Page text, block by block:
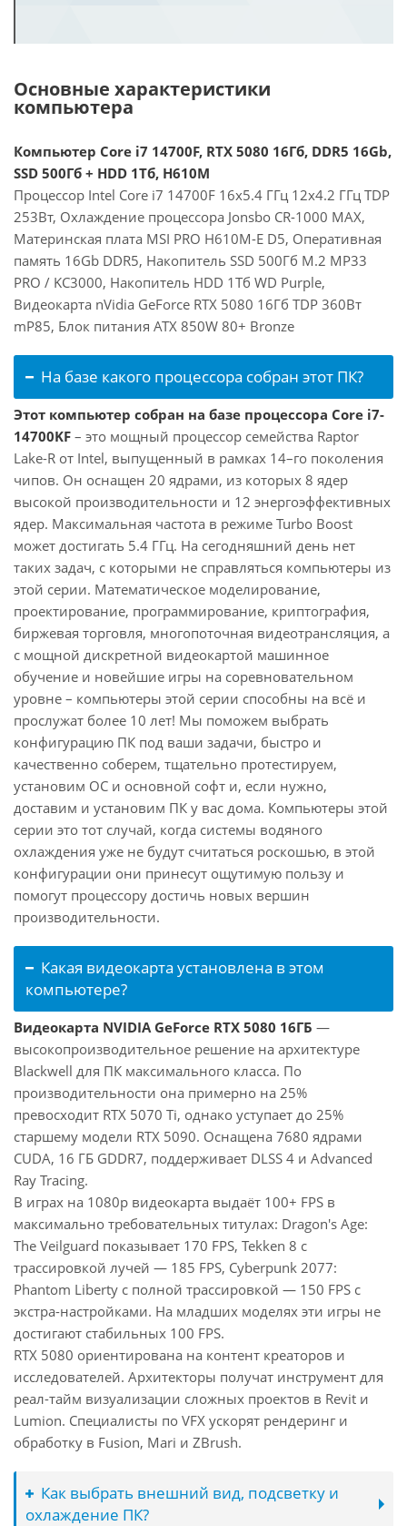
Основные характеристики
компьютера
Компьютер Core i7 14700F, RTX 5080 16Гб, DDR5 16Gb,
SSD 500Гб + HDD 1Тб, H610M
Процессор Intel Core i7 14700F 16x5.4 ГГц 12x4.2 ГГц TDP
253Вт, Охлаждение процессора Jonsbo CR-1000 MAX,
Материнская плата MSI PRO H610M-E D5, Оперативная
память 16Gb DDR5, Накопитель SSD 500Гб M.2 MP33
PRO / KC3000, Накопитель HDD 1Тб WD Purple,
Видеокарта nVidia GeForce RTX 5080 16Гб TDP 360Вт
mP85, Блок питания ATX 850W 80+ Bronze
На базе какого процессора собран этот ПК?
Этот компьютер собран на базе процессора Core i7-
14700KF – это мощный процессор семейства Raptor
Lake-R от Intel, выпущенный в рамках 14–го поколения
чипов. Он оснащен 20 ядрами, из которых 8 ядер
высокой производительности и 12 энергоэффективных
ядер. Максимальная частота в режиме Turbo Boost
может достигать 5.4 ГГц. На сегодняшний день нет
таких задач, с которыми не справляться компьютеры из
этой серии. Математическое моделирование,
проектирование, программирование, криптография,
биржевая торговля, многопоточная видеотрансляция, а
с мощной дискретной видеокартой машинное
обучение и новейшие игры на соревновательном
уровне – компьютеры этой серии способны на всё и
прослужат более 10 лет! Мы поможем выбрать
конфигурацию ПК под ваши задачи, быстро и
качественно соберем, тщательно протестируем,
установим ОС и основной софт и, если нужно,
доставим и установим ПК у вас дома. Компьютеры этой
серии это тот случай, когда системы водяного
охлаждения уже не будут считаться роскошью, в этой
конфигурации они принесут ощутимую пользу и
помогут процессору достичь новых вершин
производительности.
Какая видеокарта установлена в этом
компьютере?
Видеокарта NVIDIA GeForce RTX 5080 16ГБ —
высокопроизводительное решение на архитектуре
Blackwell для ПК максимального класса. По
производительности она примерно на 25%
превосходит RTX 5070 Ti, однако уступает до 25%
старшему модели RTX 5090. Оснащена 7680 ядрами
CUDA, 16 ГБ GDDR7, поддерживает DLSS 4 и Advanced
Ray Tracing.
В играх на 1080p видеокарта выдаёт 100+ FPS в
максимально требовательных титулах: Dragon's Age:
The Veilguard показывает 170 FPS, Tekken 8 с
трассировкой лучей — 185 FPS, Cyberpunk 2077:
Phantom Liberty с полной трассировкой — 150 FPS с
экстра-настройками. На младших моделях эти игры не
достигают стабильных 100 FPS.
RTX 5080 ориентирована на контент креаторов и
исследователей. Архитекторы получат инструмент для
реал-тайм визуализации сложных проектов в Revit и
Lumion. Специалисты по VFX ускорят рендеринг и
обработку в Fusion, Mari и ZBrush.
Как выбрать внешний вид, подсветку и
охлаждение ПК?